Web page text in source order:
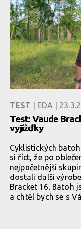
TEST | EDA |
Test: Vaude
vyjížďky
Cyklistických
si říct, že po
nejpočetnější
dostali další
Bracket 16. Batoh
a chtěl bych se s